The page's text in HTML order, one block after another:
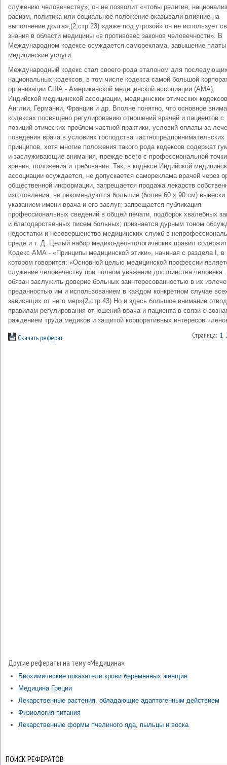
служению человечеству», он не позволит «чтобы религия,
расизм, политика или социальное положение ока­зывали влияние на
выполнение долга»,(2,стр.23) «даже под угрозой» он не использует
знания в области медицины «в противовес законов человечности». В
Международном кодексе осуждается самореклама, завышение платы
медицинские услуги.
Международный кодекс стал своего рода эталоном для
национальных кодексов, в том числе кодекса самой большой
организации США - Американской меди­цинской ассоциации (АМА),
Индийской медицинской ассоциации, медицинских этических кодексов
Англии, Германии, Франции и др. Вполне понятно, что основное
кодексах посвя­щено регулированию отношений врачей и пациентов с
позиций этических проблем частной практики, условий оплаты за
поведения врача в условиях господства частнопредпри­нимательских
принципов, хотя многие положения такого рода кодексов содержат
и заслуживающие внимания, прежде всего с профессиональной точки
зрения, положения и требо­вания. Так, в кодексе Индийской
ассоциации осуж­дается, не допускается самореклама врачей через
об­щественной информации, запрещается продажа лекарств
изготовления, не рекомендуются большие (более 60 х 90 см) вывески
указанием имени врача и его заслуг; запрещается публикация
профессиональных сведений в общей печати, подборок хвалебных
и благодарственных писем больных; признается дурным тоном
недостатки и не­совершенство медицинских служб в
среде и т. Д. Целый набор медико-деонтологических правил содержит
Кодекс АМА - «Принципы медицинской этики», начиная с раздела I, в
котором говорится: «Основной целью медицинской профес­сии
служение человечеству при полном уважении достоинства человека.
обязан заслужить доверие больных заинтересованностью в их
преданностью им и ис­пользованием в каждом конкретном случае
зависящих от него мер»(2,стр.43) Но и здесь большое внимание
правилам регулирования отношений врача и пациента в связи с
раждением труда медиков и защитой корпоративных интересов
Скачать реферат Страница: 1
Другие рефераты на тему «Медицина»:
Биохимические показатели крови беременных женщин
Медицина Греции
Лекарственные растения, обладающие адаптогенным действием
Физиология питания
Лекарственные формы пчелиного яда, пыльцы и воска
ПОИСК РЕФЕРАТОВ